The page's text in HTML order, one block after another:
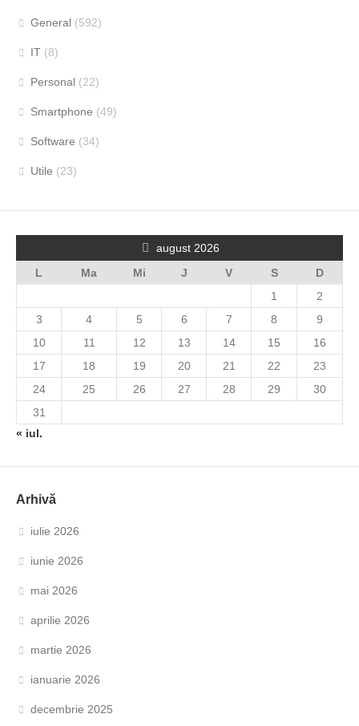
General (592)
IT (8)
Personal (22)
Smartphone (49)
Software (34)
Utile (23)
august 2026
L
Ma Mi J V S
D
1
2
3
4 5 6 7 8
9
10
11 12 13 14 15
16
17
18 19 20 21 22
23
24
25 26 27 28 29
30
31
« iul.
Arhivă
iulie 2026
iunie 2026
mai 2026
aprilie 2026
martie 2026
ianuarie 2026
decembrie 2025